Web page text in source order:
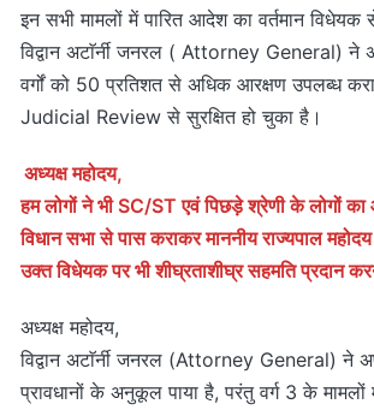
इन सभी मामलों में पारित आदेश का वर्तमान
विद्वान अटाॅर्नी जनरल ( Attorney General) ने
वर्गों को 50 प्रतिशत से अधिक आरक्षण उपलब्ध
Judicial Review से सुरक्षित हो चुका है।
अध्यक्ष महोदय,
हम लोगों ने भी SC/ST एवं पिछड़े श्रेणी के लोगों
विधान सभा से पास कराकर माननीय राज्यपाल
उक्त विधेयक पर भी शीघ्रताशीघ्र सहमति प्रदान
अध्यक्ष महोदय,
विद्वान अटाॅर्नी जनरल (Attorney General) ने
प्रावधानों के अनुकूल पाया है, परंतु वर्ग 3 के